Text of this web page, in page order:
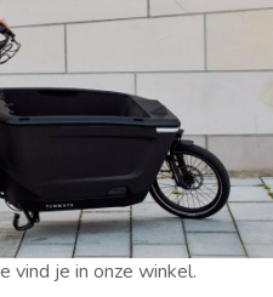
vind je in onze winkel.